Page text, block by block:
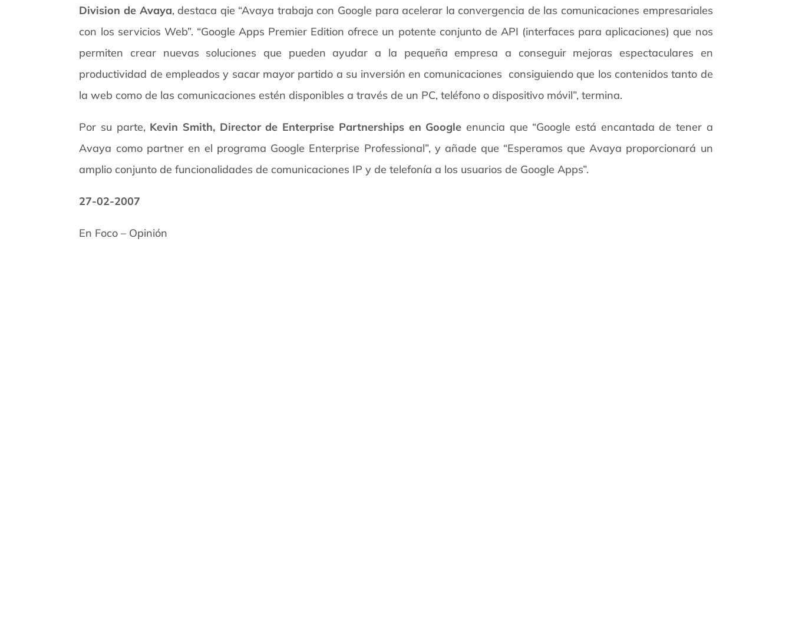
Division de Avaya, destaca qie “Avaya trabaja con Google para acelerar la convergencia de las comunicaciones empresariales
con los servicios Web”. “Google Apps Premier Edition ofrece un potente conjunto de API (interfaces para aplicaciones) que nos
permiten crear nuevas soluciones que pueden ayudar a la pequeña empresa a conseguir mejoras espectaculares en
productividad de empleados y sacar mayor partido a su inversión en comunicaciones  consiguiendo que los contenidos tanto de
la web como de las comunicaciones estén disponibles a través de un PC, teléfono o dispositivo móvil”, termina.
Por su parte, Kevin Smith, Director de Enterprise Partnerships en Google enuncia que “Google está encantada de tener a
Avaya como partner en el programa Google Enterprise Professional”, y añade que “Esperamos que Avaya proporcionará un
amplio conjunto de funcionalidades de comunicaciones IP y de telefonía a los usuarios de Google Apps”.
27-02-2007
En Foco – Opinión